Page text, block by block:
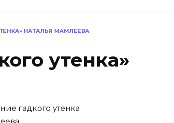
НАТАЛЬЯ МАМЛЕЕВА
утенка»
гадкого утенка